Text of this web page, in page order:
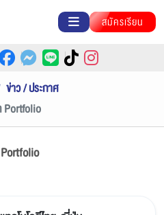
สมัครเรียน
ข่าว / ประกาศ
Portfolio